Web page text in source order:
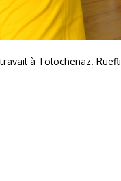
à Tolochenaz. Ruefli